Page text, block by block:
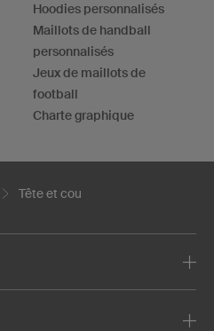
Hoodies personnalisés
Maillots de handball
personnalisés
Jeux de maillots de
football
Charte graphique
Tête et cou